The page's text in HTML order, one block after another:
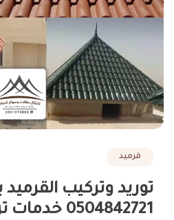
قرميد
توريد وتركيب
0504842721